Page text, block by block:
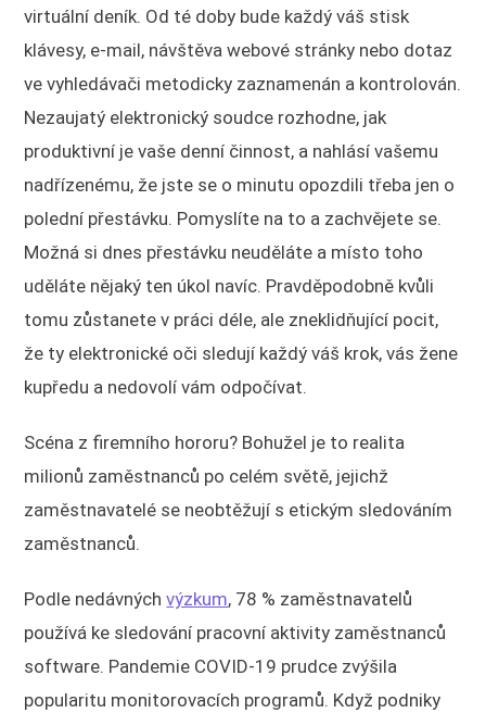
virtuální deník. Od té doby bude každý váš stisk
klávesy, e-mail, návštěva webové stránky nebo dotaz
ve vyhledávači metodicky zaznamenán a kontrolován.
Nezaujatý elektronický soudce rozhodne, jak
produktivní je vaše denní činnost, a nahlásí vašemu
nadřízenému, že jste se o minutu opozdili třeba jen o
polední přestávku. Pomyslíte na to a zachvějete se.
Možná si dnes přestávku neuděláte a místo toho
uděláte nějaký ten úkol navíc. Pravděpodobně kvůli
tomu zůstanete v práci déle, ale zneklidňující pocit,
že ty elektronické oči sledují každý váš krok, vás žene
kupředu a nedovolí vám odpočívat.
Scéna z firemního hororu? Bohužel je to realita
milionů zaměstnanců po celém světě, jejichž
zaměstnavatelé se neobtěžují s etickým sledováním
zaměstnanců.
Podle nedávnýchvýzkum, 78 % zaměstnavatelů
používá ke sledování pracovní aktivity zaměstnanců
software. Pandemie COVID-19 prudce zvýšila
popularitu monitorovacích programů. Když podniky